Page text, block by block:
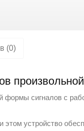
(0)
сигналов с
устройство